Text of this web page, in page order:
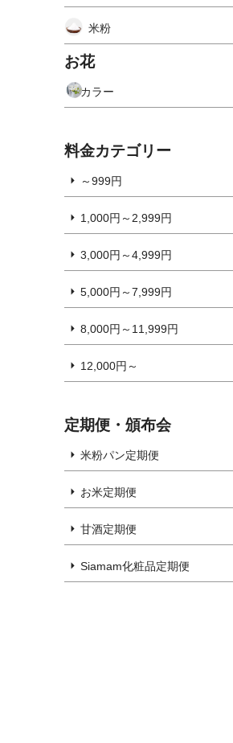
米粉
お花
カラー
料金カテゴリー
～999円
1,000円～2,999円
3,000円～4,999円
5,000円～7,999円
8,000円～11,999円
12,000円～
定期便・頒布会
米粉パン定期便
お米定期便
甘酒定期便
Siamam化粧品定期便